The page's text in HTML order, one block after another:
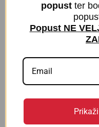
MNENJA (0)
Mnenja
Zaenkrat še ni mnenj.
popust ter
Popust NE